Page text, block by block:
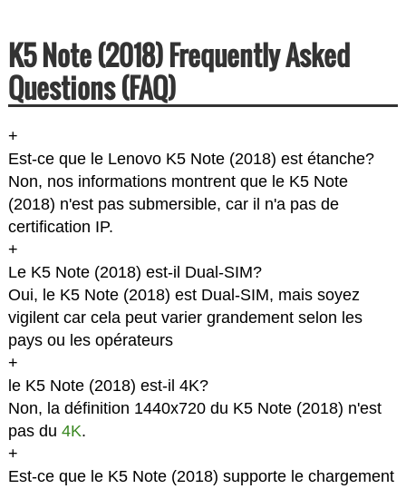
K5 Note (2018) Frequently Asked
Questions (FAQ)
+
Est-ce que le Lenovo K5 Note (2018) est étanche?
Non, nos informations montrent que le K5 Note
(2018) n'est pas submersible, car il n'a pas de
certification IP.
+
Le K5 Note (2018) est-il Dual-SIM?
Oui, le K5 Note (2018) est Dual-SIM, mais soyez
vigilent car cela peut varier grandement selon les
pays ou les opérateurs
+
le K5 Note (2018) est-il 4K?
Non, la définition 1440x720 du K5 Note (2018) n'est
pas du 4K.
+
Est-ce que le K5 Note (2018) supporte le chargement